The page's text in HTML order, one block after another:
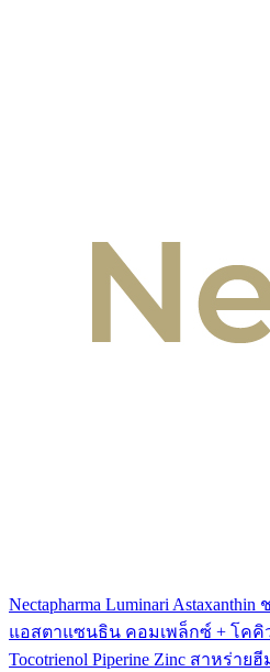
Nectapharma Luminari
แอสตาแซนธิน คอมเพล็กซ์ + โคคิว
Tocotrienol Piperine Zinc สาหร่า